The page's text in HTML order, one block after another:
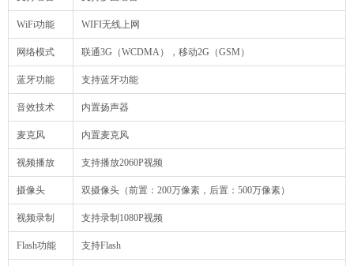
WiFi功能 WIFI无线上网
网络模式 联通3G（WCDMA），移动2G（GSM）
蓝牙功能 支持蓝牙功能
音效技术 内置扬声器
麦克风 内置麦克风
视频播放 支持播放2060P视频
摄像头 双摄像头（前置：200万像素，后置：500万像素）
视频录制 支持录制1080P视频
Flash功能 支持Flash